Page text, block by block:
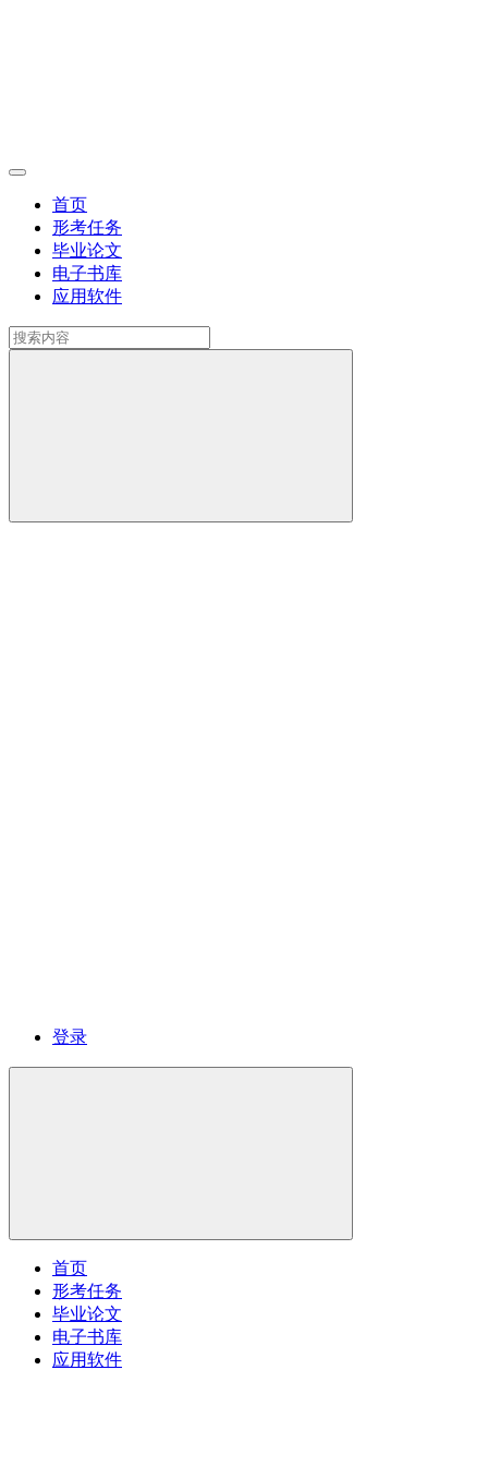
首页
形考任务
毕业论文
电子书库
应用软件
登录
首页
形考任务
毕业论文
电子书库
应用软件